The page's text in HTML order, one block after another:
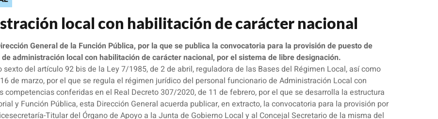
local con habilitación de carácter nacional
General de la Función Pública, por la que se publica la convocatoria para la provisión de puesto de
administración local con habilitación de carácter nacional, por el sistema de libre designación.
del artículo 92 bis de la Ley 7/1985, de 2 de abril, reguladora de las Bases del Régimen Local, así como
de marzo, por el que se regula el régimen jurídico del personal funcionario de Administración Local con
conferidas en el Real Decreto 307/2020, de 11 de febrero, por el que se desarrolla la estructura
y Función Pública, esta Dirección General acuerda publicar, en extracto, la convocatoria para la provisión por
Titular del Órgano de Apoyo a la Junta de Gobierno Local y al Concejal Secretario de la misma del